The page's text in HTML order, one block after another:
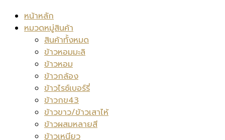
หน้าหลัก
หมวดหมู่สินค้า
สินค้าทั้งหมด
ข้าวหอมมะลิ
ข้าวหอม
ข้าวกล้อง
ข้าวไรซ์เบอร์รี่
ข้าวกข43
ข้าวขาว/ข้าวเสาไห้
ข้าวผสมหลายสี
ข้าวเหนียว